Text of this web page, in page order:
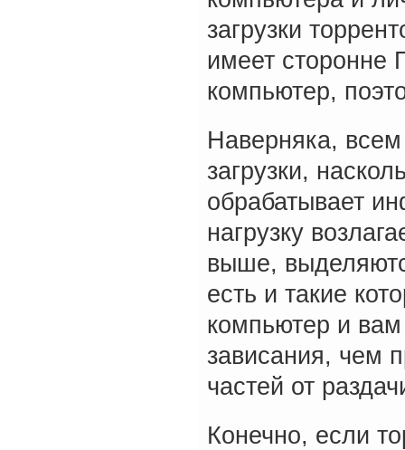
загрузки
имеет сторонне
компьютер,
Наверняка, всем
загрузки,
обрабатывает
нагрузку
выше,
есть и такие
компьютер и
зависания, чем
частей от
Конечно, если